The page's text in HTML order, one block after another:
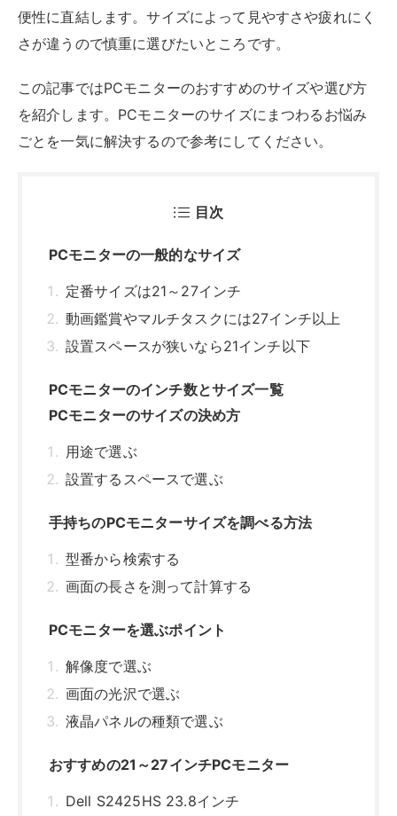
便性に直結します。サイズによって見やすさや疲れにく
さが違うので慎重に選びたいところです。
この記事ではPCモニターのおすすめのサイズや選び方
を紹介します。PCモニターのサイズにまつわるお悩み
ごとを一気に解決するので参考にしてください。
目次
PCモニターの一般的なサイズ
定番サイズは21～27インチ
動画鑑賞やマルチタスクには27インチ以上
設置スペースが狭いなら21インチ以下
PCモニターのインチ数とサイズ一覧
PCモニターのサイズの決め方
用途で選ぶ
設置するスペースで選ぶ
手持ちのPCモニターサイズを調べる方法
型番から検索する
画面の長さを測って計算する
PCモニターを選ぶポイント
解像度で選ぶ
画面の光沢で選ぶ
液晶パネルの種類で選ぶ
おすすめの21～27インチPCモニター
Dell S2425HS 23.8インチ